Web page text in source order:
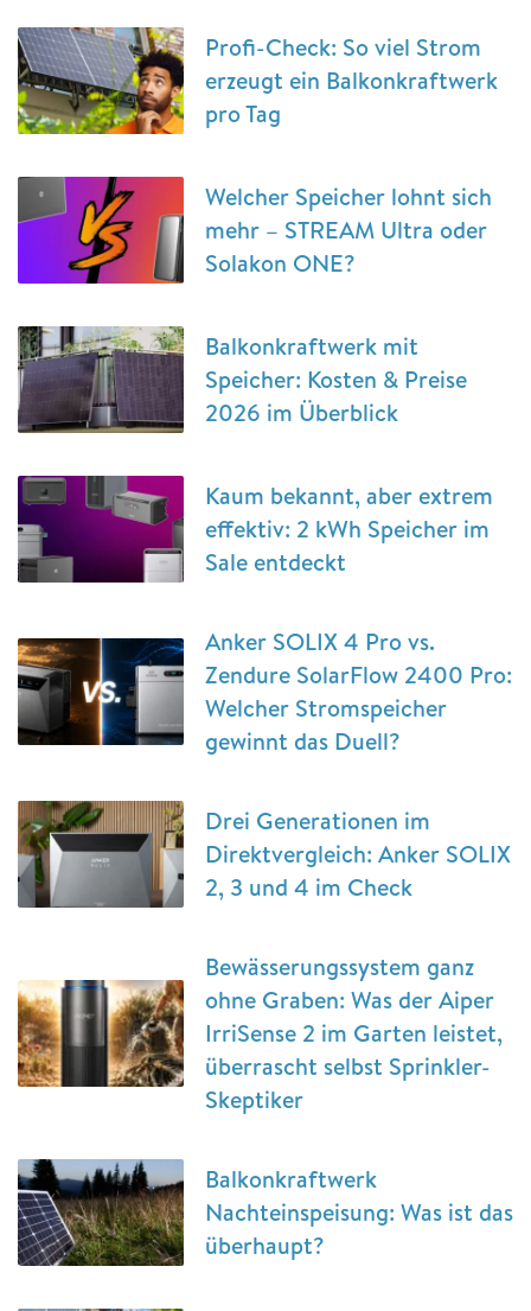
Profi-Check: So viel Strom
erzeugt ein Balkonkraftwerk
pro Tag
Welcher Speicher lohnt sich
mehr – STREAM Ultra oder
Solakon ONE?
Balkonkraftwerk mit
Speicher: Kosten & Preise
2026 im Überblick
Kaum bekannt, aber extrem
effektiv: 2 kWh Speicher im
Sale entdeckt
Anker SOLIX 4 Pro vs.
Zendure SolarFlow 2400 Pro:
Welcher Stromspeicher
gewinnt das Duell?
Drei Generationen im
Direktvergleich: Anker SOLIX
2, 3 und 4 im Check
Bewässerungssystem ganz
ohne Graben: Was der Aiper
IrriSense 2 im Garten leistet,
überrascht selbst Sprinkler-
Skeptiker
Balkonkraftwerk
Nachteinspeisung: Was ist das
überhaupt?